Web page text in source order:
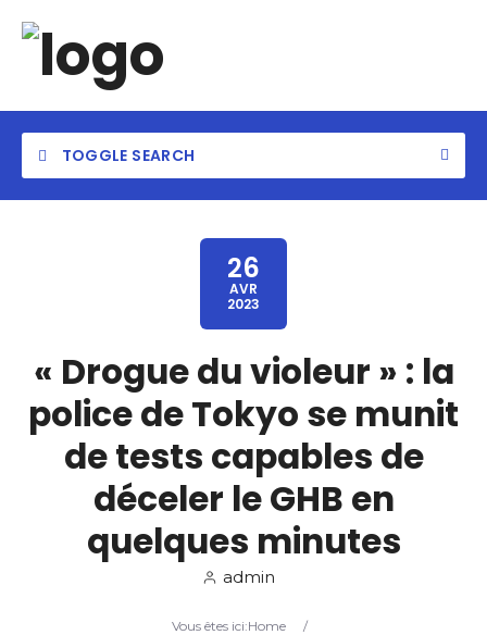
TOGGLE SEARCH
Location
Search
26
AVR
2023
« Drogue du violeur » : la
police de Tokyo se munit
de tests capables de
déceler le GHB en
quelques minutes
admin
Vous êtes ici:Home
/